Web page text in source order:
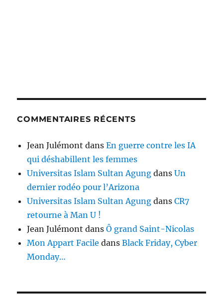
COMMENTAIRES RÉCENTS
Jean Julémont dansEn guerre contre les IA
qui déshabillent les femmes
Universitas Islam Sultan Agung dansUn
dernier rodéo pour l’Arizona
Universitas Islam Sultan Agung dansCR7
retourne à Man U !
Jean Julémont dansÔ grand Saint-Nicolas
Mon Appart Facile dansBlack Friday, Cyber
Monday…